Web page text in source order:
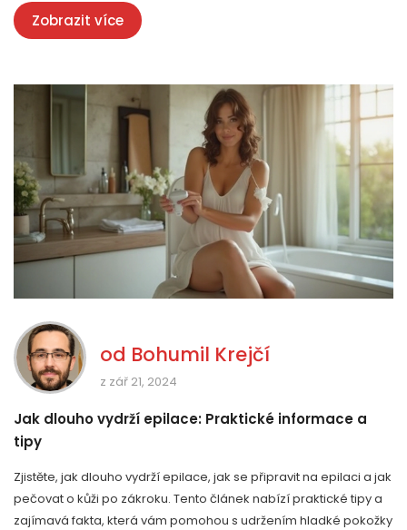
Zobrazit více
od Bohumil Krejčí
z zář 21, 2024
Jak dlouho vydrží epilace: Praktické informace a
tipy
Zjistěte, jak dlouho vydrží epilace, jak se připravit na epilaci a jak
pečovat o kůži po zákroku. Tento článek nabízí praktické tipy a
zajímavá fakta, která vám pomohou s udržením hladké pokožky